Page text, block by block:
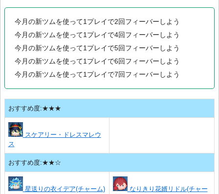
今月の新ツムを使って1プレイで2回フィーバーしよう
今月の新ツムを使って1プレイで4回フィーバーしよう
今月の新ツムを使って1プレイで5回フィーバーしよう
今月の新ツムを使って1プレイで6回フィーバーしよう
今月の新ツムを使って1プレイで7回フィーバーしよう
おすすめ度:★★★
スケアリー・ドレスマレウ
ス
おすすめ度:★★☆
星送りの衣イデア(チャーム)
なりきり花婿リドル(チャー